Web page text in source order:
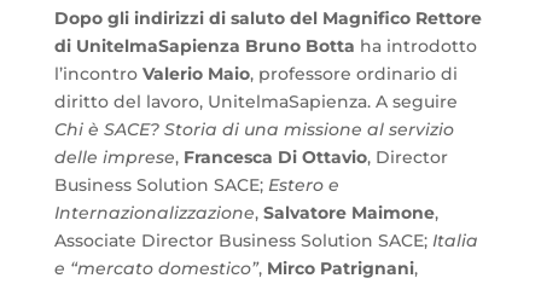
Dopo gli indirizzi di saluto del Magnifico Rettore
di UnitelmaSapienza Bruno Botta ha introdotto
l’incontro Valerio Maio, professore ordinario di
diritto del lavoro, UnitelmaSapienza. A seguire
Chi è SACE? Storia di una missione al servizio
delle imprese, Francesca Di Ottavio, Director
Business Solution SACE; Estero e
Internazionalizzazione, Salvatore Maimone,
Associate Director Business Solution SACE; Italia
e “mercato domestico”, Mirco Patrignani,